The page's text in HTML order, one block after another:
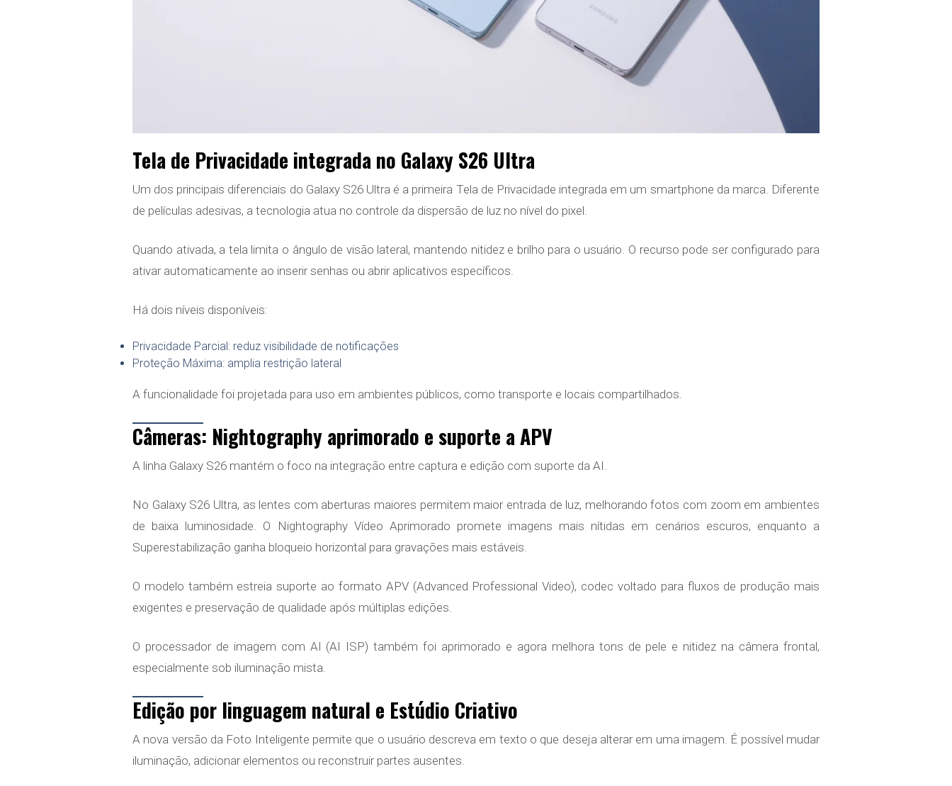
Tela de Privacidade integrada no Galaxy S26 Ultra
Um dos principais diferenciais do Galaxy S26 Ultra é a primeira Tela de Privacidade integrada em um smartphone da marca. Diferente
de películas adesivas, a tecnologia atua no controle da dispersão de luz no nível do pixel.
Quando ativada, a tela limita o ângulo de visão lateral, mantendo nitidez e brilho para o usuário. O recurso pode ser configurado para
ativar automaticamente ao inserir senhas ou abrir aplicativos específicos.
Há dois níveis disponíveis:
Privacidade Parcial: reduz visibilidade de notificações
Proteção Máxima: amplia restrição lateral
A funcionalidade foi projetada para uso em ambientes públicos, como transporte e locais compartilhados.
Câmeras: Nightography aprimorado e suporte a APV
A linha Galaxy S26 mantém o foco na integração entre captura e edição com suporte da AI.
No Galaxy S26 Ultra, as lentes com aberturas maiores permitem maior entrada de luz, melhorando fotos com zoom em ambientes
de baixa luminosidade. O Nightography Vídeo Aprimorado promete imagens mais nítidas em cenários escuros, enquanto a
Superestabilização ganha bloqueio horizontal para gravações mais estáveis.
O modelo também estreia suporte ao formato APV (Advanced Professional Video), codec voltado para fluxos de produção mais
exigentes e preservação de qualidade após múltiplas edições.
O processador de imagem com AI (AI ISP) também foi aprimorado e agora melhora tons de pele e nitidez na câmera frontal,
especialmente sob iluminação mista.
Edição por linguagem natural e Estúdio Criativo
A nova versão da Foto Inteligente permite que o usuário descreva em texto o que deseja alterar em uma imagem. É possível mudar
iluminação, adicionar elementos ou reconstruir partes ausentes.